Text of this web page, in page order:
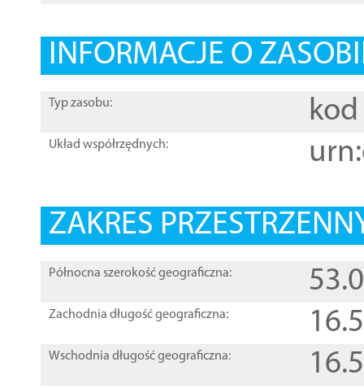
INFORMACJE O
Typ zasobu: kod
Układ współrzędnych:
ZAKRES
Północna szerokość geograficzna:
Zachodnia długość geograficzna:
Wschodnia długość geograficzna: